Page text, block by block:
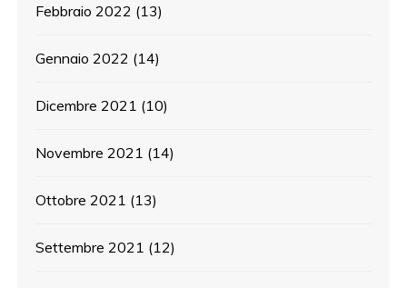
Febbraio 2022 (13)
Gennaio 2022 (14)
Dicembre 2021 (10)
Novembre 2021 (14)
Ottobre 2021 (13)
Settembre 2021 (12)